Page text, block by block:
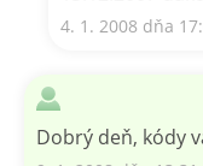
4. 1. 2008 dňa
Dobrý deň, kódy